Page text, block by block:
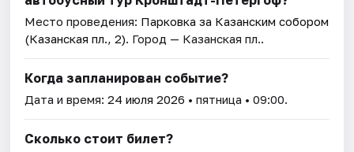
Место проведения: Парковка за Казанским собором
(Казанская пл., 2). Город — Казанская пл..
Когда запланирован событие?
Дата и время:24 июля 2026 • пятница • 09:00.
Сколько стоит билет?